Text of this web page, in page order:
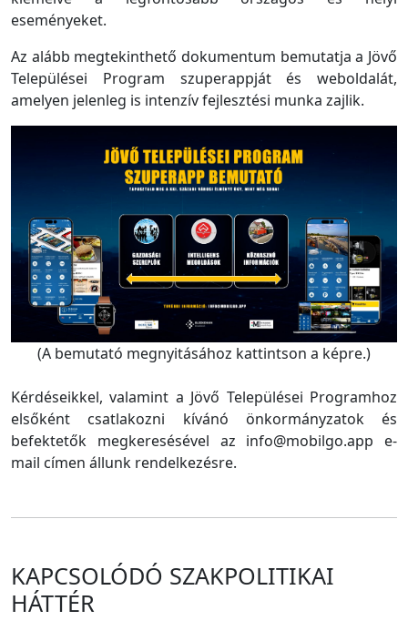
eseményeket.
Az alább megtekinthető dokumentum bemutatja a Jövő
Települései Program szuperappját és weboldalát,
amelyen jelenleg is intenzív fejlesztési munka zajlik.
(A bemutató megnyitásához kattintson a képre.)
Kérdéseikkel, valamint a Jövő Települései Programhoz
elsőként csatlakozni kívánó önkormányzatok és
befektetők megkeresésével az info@mobilgo.app e-
mail címen állunk rendelkezésre.
KAPCSOLÓDÓ SZAKPOLITIKAI
HÁTTÉR